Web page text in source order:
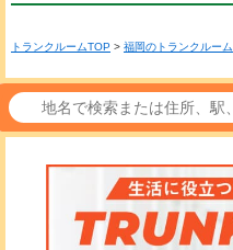
トランクルームTOP > 福岡のトランクルーム